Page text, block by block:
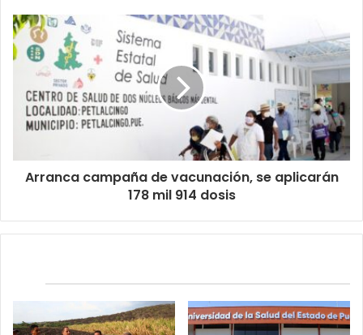
Arranca campaña de vacunación, se aplicarán
178 mil 914 dosis